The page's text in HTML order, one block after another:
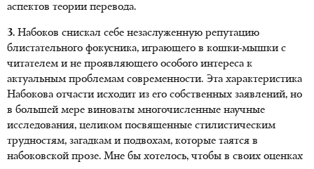
аспектов теории перевода.
3. Набоков снискал себе незаслуженную репутацию
блистательного фокусника, играющего в кошки-мышки с
читателем и не проявляющего особого интереса к
актуальным проблемам современности. Эта характеристика
Набокова отчасти исходит из его собственных заявлений, но
в большей мере виноваты многочисленные научные
исследования, целиком посвященные стилистическим
трудностям, загадкам и подвохам, которые таятся в
набоковской прозе. Мне бы хотелось, чтобы в своих оценках